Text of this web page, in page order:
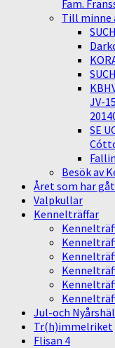
Fam.
Till minne
JV-
SE
Besök av
Året som har
Valpkullar
Kennelträffar
Jul-och
Tr(h)immelriket
Flisan 4